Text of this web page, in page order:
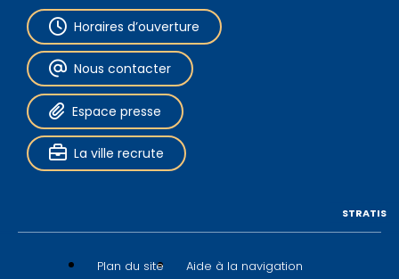
Horaires d’ouverture
Nous contacter
Espace presse
La ville recrute
Plan du site
Aide à la navigation
STRATIS